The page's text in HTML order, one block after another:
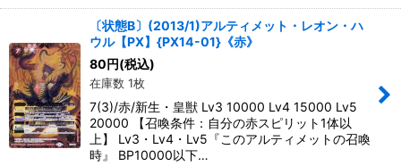
〔状態B〕(2013/1)アルティメット・レオン・ハ
ウル【PX】{PX14-01}《赤》
80 円(税込)
在庫数 1枚
7(3)/赤/新生・皇獣 Lv3 10000 Lv4 15000 Lv5
20000 【召喚条件：自分の赤スピリット1体以
上】 Lv3・Lv4・Lv5『このアルティメットの召喚
時』 BP10000以下…